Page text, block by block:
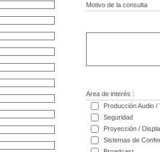
Motivo de la consulta
Area de interés :
Producción Audio /
Seguridad
Proyección /
Sistemas de